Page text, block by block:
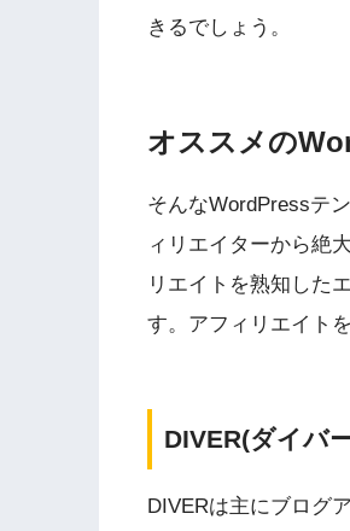
きるでしょう。
オススメの
そんなWordPressテ
ィリエイターから絶
リエイトを熟知した
す。アフィリエイト
DIVER(ダイバ
DIVERは主にブログ